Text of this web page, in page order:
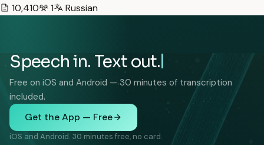
10,410
1 Russian
Speech in. Text out.
Free on iOS and Android — 30 minutes of transcription
included.
Get the App — Free
iOS and Android. 30 minutes free, no card.